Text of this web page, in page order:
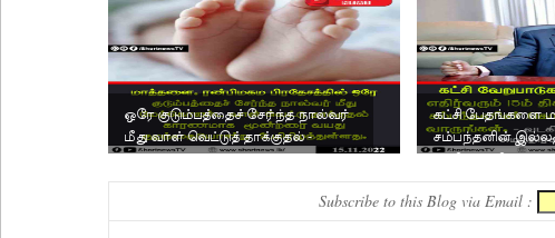
ஒரே குடும்பத்தைச் சேர்ந்த நால்வர்
மீது வாள் வெட்டுத் தாக்குதல் -
கட்சி பேதங்களை
சம்பந்தனின்
Subscribe to this Blog via Email :